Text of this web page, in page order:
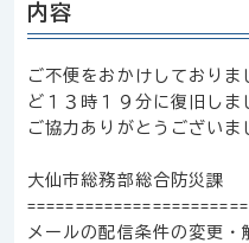
内容
ご不便をおかけしており
ど１３時１９分に復旧しま
ご協力ありがとうございま
大仙市総務部総合防災課
メールの配信条件の変更・